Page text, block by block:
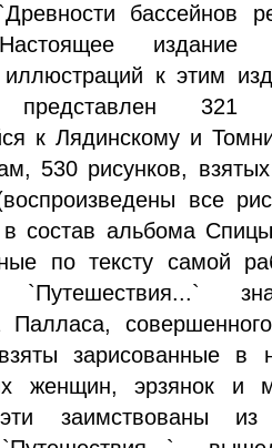
бассейнов
издание
к этим
представлен 321
к Лядинскому и
530 рисунков,
все
состав альбома
по тексту самой
`Путешествия...`
Палласа,
зарисованные в
женщин, эрзянок и
заимствованы из